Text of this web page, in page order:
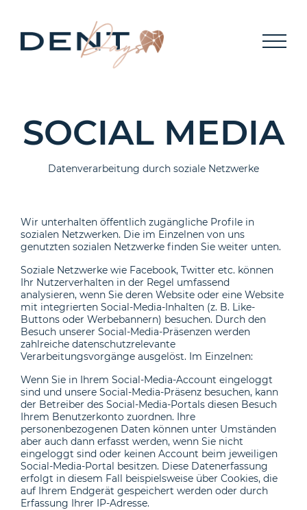
KONTAKT
SOCIAL MEDIA
Datenverarbeitung durch soziale Netzwerke
Wir unterhalten öffentlich zugängliche Profile in
sozialen Netzwerken. Die im Einzelnen von uns
genutzten sozialen Netzwerke finden Sie weiter unten.
Soziale Netzwerke wie Facebook, Twitter etc. können
Ihr Nutzerverhalten in der Regel umfassend
analysieren, wenn Sie deren Website oder eine Website
mit integrierten Social-Media-Inhalten (z. B. Like-
Buttons oder Werbebannern) besuchen. Durch den
Besuch unserer Social-Media-Präsenzen werden
zahlreiche datenschutzrelevante
Verarbeitungsvorgänge ausgelöst. Im Einzelnen:
Wenn Sie in Ihrem Social-Media-Account eingeloggt
sind und unsere Social-Media-Präsenz besuchen, kann
der Betreiber des Social-Media-Portals diesen Besuch
Ihrem Benutzerkonto zuordnen. Ihre
personenbezogenen Daten können unter Umständen
aber auch dann erfasst werden, wenn Sie nicht
eingeloggt sind oder keinen Account beim jeweiligen
Social-Media-Portal besitzen. Diese Datenerfassung
erfolgt in diesem Fall beispielsweise über Cookies, die
auf Ihrem Endgerät gespeichert werden oder durch
Erfassung Ihrer IP-Adresse.